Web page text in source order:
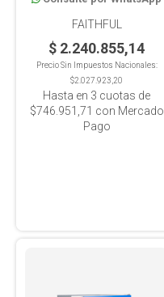
FAITHFUL
$ 2.240.855,14
Precio Sin Impuestos Nacionales:
$2.027.923,20
Hasta en 3 cuotas de
$746.951,71 con Mercado
Pago